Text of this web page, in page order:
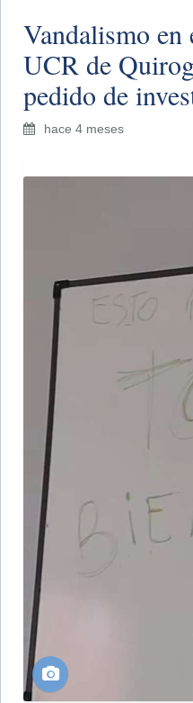
Vandalismo
UCR de
pedido de
hace 4 meses